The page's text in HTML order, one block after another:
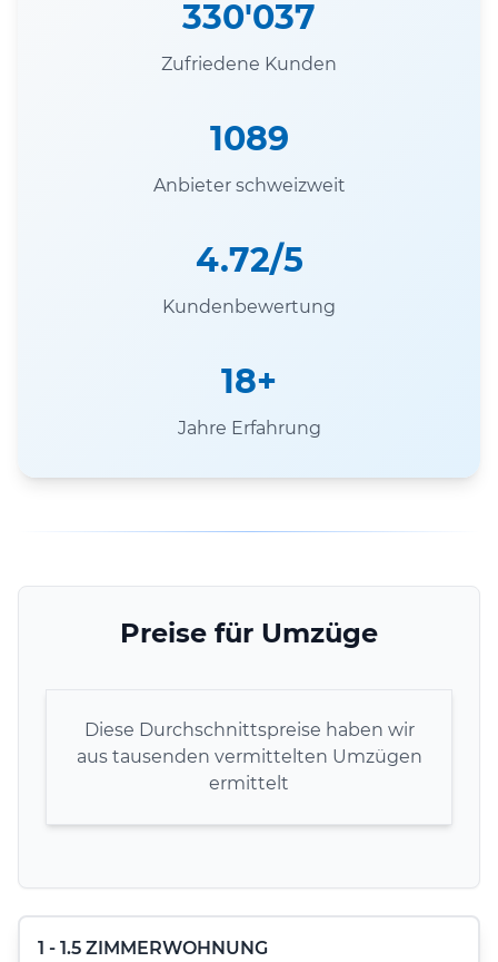
330'037
Zufriedene Kunden
1089
Anbieter schweizweit
4.72/5
Kundenbewertung
18+
Jahre Erfahrung
Preise für Umzüge
Diese Durchschnittspreise haben wir
aus tausenden vermittelten Umzügen
ermittelt
1 - 1.5 ZIMMERWOHNUNG